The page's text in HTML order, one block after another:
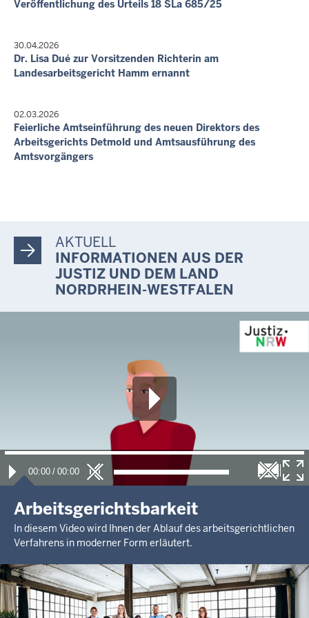
Veröffentlichung des Urteils 18 SLa 685/25
30.04.2026
Dr. Lisa Dué zur Vorsitzenden Richterin am
Landesarbeitsgericht Hamm ernannt
02.03.2026
Feierliche Amtseinführung des neuen Direktors des
Arbeitsgerichts Detmold und Amtsausführung des
Amtsvorgängers
AKTUELL
INFORMATIONEN AUS DER
JUSTIZ UND DEM LAND
NORDRHEIN-WESTFALEN
00:00 / 00:00
Arbeitsgerichtsbarkeit
In diesem Video wird Ihnen der Ablauf des arbeitsgerichtlichen
Verfahrens in moderner Form erläutert.